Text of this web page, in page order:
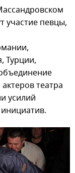
участие певцы,
Турции,
театра
усилий